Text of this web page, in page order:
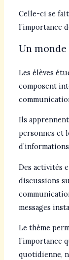
Celle-ci se
l’importance
Un
Les élèves
composent
Ils
personnes et
Des activités
discussions
messages
Le thème
l’importance
quotidienne,